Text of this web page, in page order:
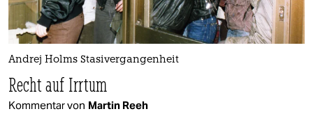
Andrej Holms Stasivergangenheit
Recht auf Irrtum
Kommentar von Martin Reeh